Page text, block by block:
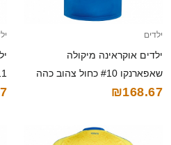
ילדים
ילדים אוקראינה מיקולה
שאפארנקו #10 כחול צהוב כהה
הרחק ג'רזי 26-28 חולצה קצרה
₪168.67